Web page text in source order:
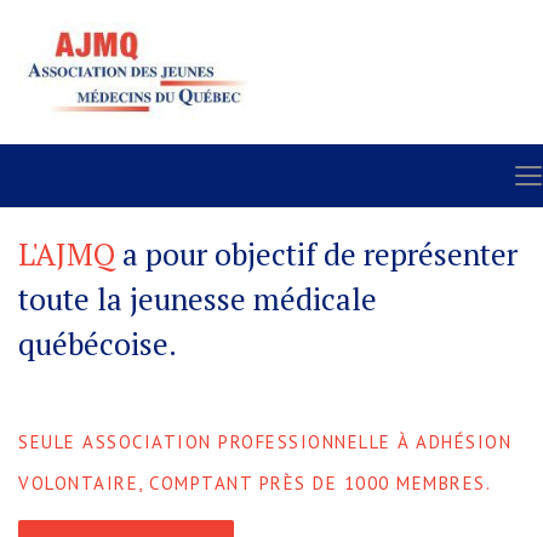
L'AJMQ a pour objectif de représenter
toute la jeunesse médicale
québécoise.
SEULE ASSOCIATION PROFESSIONNELLE À ADHÉSION
VOLONTAIRE, COMPTANT PRÈS DE 1000 MEMBRES.